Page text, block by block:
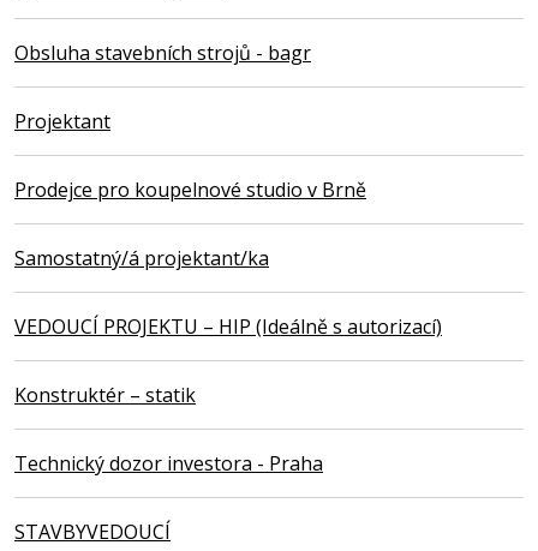
Obsluha stavebních strojů - bagr
Projektant
Prodejce pro koupelnové studio v Brně
Samostatný/á projektant/ka
VEDOUCÍ PROJEKTU – HIP (Ideálně s autorizací)
Konstruktér – statik
Technický dozor investora - Praha
STAVBYVEDOUCÍ